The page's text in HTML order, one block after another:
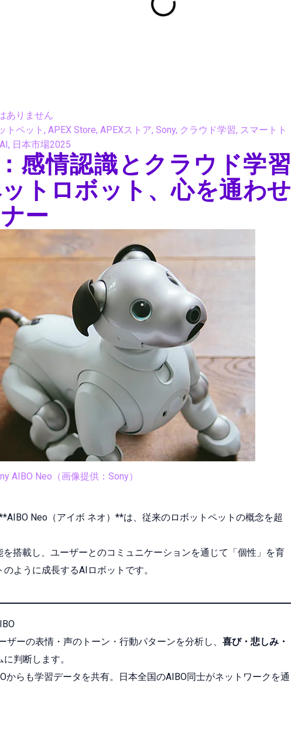
ありません
トペット , APEX Store, APEXストア, Sony, クラウド学習, スマートト
, 日本市場2025
感情認識とクラウド学習
トロボット、心を通わせ
ー
AIBO Neo（画像提供：Sony）
Neo（アイボ ネオ）**は、従来のロボットペットの概念を超
搭載し、ユーザーとのコミュニケーションを通じて「個性」を育
ように成長するAIロボットです。
ーの表情・声のトーン・行動パターンを分析し、 喜び・悲しみ・
判断します。
からも学習データを共有。日本全国のAIBO同士がネットワークを通